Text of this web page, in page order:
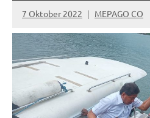
7 Oktober 2022 MEPAGO CO
No
comments